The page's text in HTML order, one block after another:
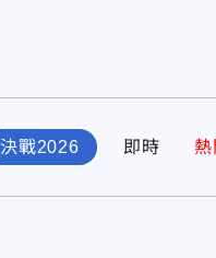
決戰2026 即時 熱